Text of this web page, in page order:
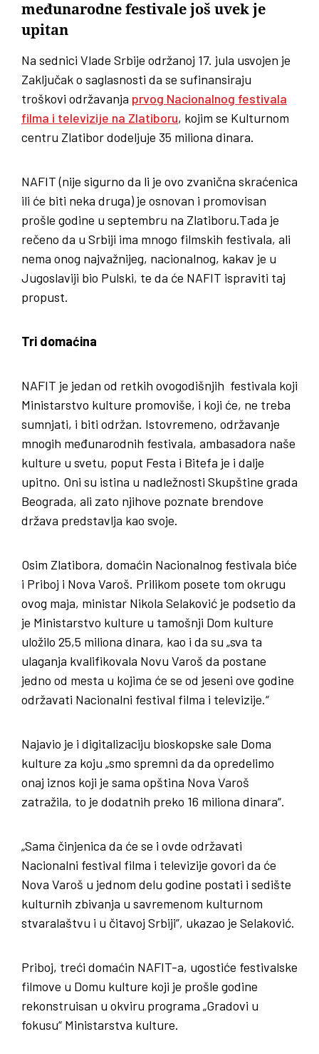
međunarodne festivale još uvek je
upitan
Na sednici Vlade Srbije održanoj 17. jula usvojen je
Zaključak o saglasnosti da se sufinansiraju
troškovi održavanja prvog Nacionalnog festivala
filma i televizije na Zlatiboru, kojim se Kulturnom
centru Zlatibor dodeljuje 35 miliona dinara.
NAFIT (nije sigurno da li je ovo zvanična skraćenica
ili će biti neka druga) je osnovan i promovisan
prošle godine u septembru na Zlatiboru.Tada je
rečeno da u Srbiji ima mnogo filmskih festivala, ali
nema onog najvažnijeg, nacionalnog, kakav je u
Jugoslaviji bio Pulski, te da će NAFIT ispraviti taj
propust.
Tri domaćina
NAFIT je jedan od retkih ovogodišnjih festivala koji
Ministarstvo kulture promoviše, i koji će, ne treba
sumnjati, i biti održan. Istovremeno, održavanje
mnogih međunarodnih festivala, ambasadora naše
kulture u svetu, poput Festa i Bitefa je i dalje
upitno. Oni su istina u nadležnosti Skupštine grada
Beograda, ali zato njihove poznate brendove
država predstavlja kao svoje.
Osim Zlatibora, domaćin Nacionalnog festivala biće
i Priboj i Nova Varoš. Prilikom posete tom okrugu
ovog maja, ministar Nikola Selaković je podsetio da
je Ministarstvo kulture u tamošnji Dom kulture
uložilo 25,5 miliona dinara, kao i da su „sva ta
ulaganja kvalifikovala Novu Varoš da postane
jedno od mesta u kojima će se od jeseni ove godine
održavati Nacionalni festival filma i televizije.“
Najavio je i digitalizaciju bioskopske sale Doma
kulture za koju „smo spremni da da opredelimo
onaj iznos koji je sama opština Nova Varoš
zatražila, to je dodatnih preko 16 miliona dinara“.
„Sama činjenica da će se i ovde održavati
Nacionalni festival filma i televizije govori da će
Nova Varoš u jednom delu godine postati i sedište
kulturnih zbivanja u savremenom kulturnom
stvaralaštvu i u čitavoj Srbiji”, ukazao je Selaković.
Priboj, treći domaćin NAFIT-a, ugostiće festivalske
filmove u Domu kulture koji je prošle godine
rekonstruisan u okviru programa „Gradovi u
fokusu“ Ministarstva kulture.